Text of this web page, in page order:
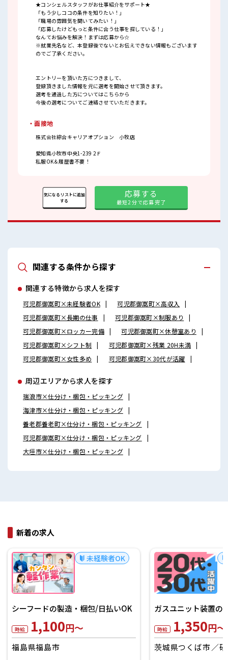
★コンシェルスタッフがお仕事紹介をサポート★
「もう少しココの条件を知りたい！」
「職場の雰囲気を聞いてみたい！」
「応募したけどもっと条件に合う仕事を探している！」
なんてお悩みを解決！まずは応募から☆
※就業先名など、本登録後でないとお伝えできない情報もございます
のでご了承ください。
エントリーを頂いた方につきまして、
登録頂きました情報を元に選考を開始させて頂きます。
選考を通過した方についてはこちらから
今後の選考についてご連絡させていただきます。
・面接地
株式会社綜合キャリアオプション 小牧店
愛知県小牧市中央1-239 2Ｆ
私服OK＆履歴書不要！
応募する
最短2分で応募完了
気になるリストに追加
する
関連する条件から探す
関連する特徴から求人を探す
可児郡御嵩町×未経験者OK
可児郡御嵩町×高収入
可児郡御嵩町×長期の仕事
可児郡御嵩町×制服あり
可児郡御嵩町×ロッカー完備
可児郡御嵩町×休憩室あり
可児郡御嵩町×シフト制
可児郡御嵩町×残業 20H未満
可児郡御嵩町×女性多め
可児郡御嵩町×30代が活躍
周辺エリアから求人を探す
瑞浪市×仕分け・梱包・ピッキング
海津市×仕分け・梱包・ピッキング
養老郡養老町×仕分け・梱包・ピッキング
可児郡御嵩町×仕分け・梱包・ピッキング
大垣市×仕分け・梱包・ピッキング
新着の求人
未経験者OK
シーフードの製造・梱包/日払いOK
時給 1,100円～
福島県福島市
ガスユニット装置の
時給 1,350円～
茨城県つくば市